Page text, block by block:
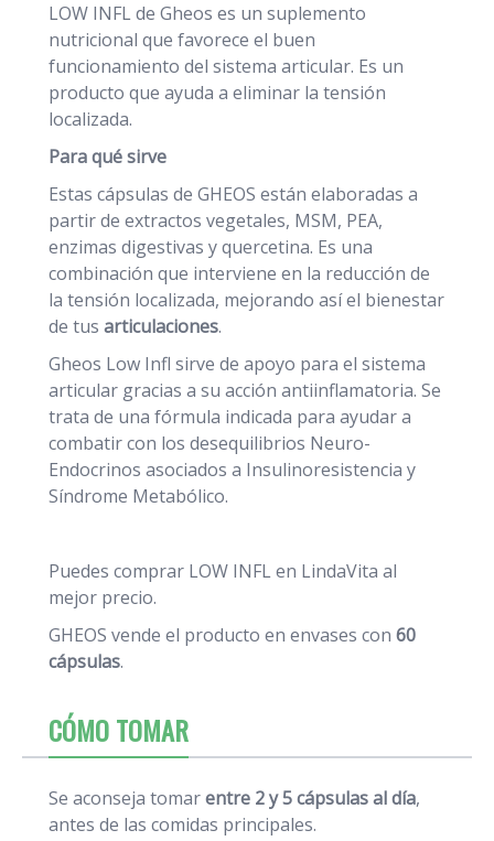
LOW INFL de Gheos es un suplemento
nutricional que favorece el buen
funcionamiento del sistema articular. Es un
producto que ayuda a eliminar la tensión
localizada.
Para qué sirve
Estas cápsulas de GHEOS están elaboradas a
partir de extractos vegetales, MSM, PEA,
enzimas digestivas y quercetina. Es una
combinación que interviene en la reducción de
la tensión localizada, mejorando así el bienestar
de tus articulaciones.
Gheos Low Infl sirve de apoyo para el sistema
articular gracias a su acción antiinflamatoria. Se
trata de una fórmula indicada para ayudar a
combatir con los desequilibrios Neuro-
Endocrinos asociados a Insulinoresistencia y
Síndrome Metabólico.
Puedes comprar LOW INFL en LindaVita al
mejor precio.
GHEOS vende el producto en envases con 60
cápsulas.
CÓMO TOMAR
Se aconseja tomarentre 2 y 5 cápsulas al día,
antes de las comidas principales.